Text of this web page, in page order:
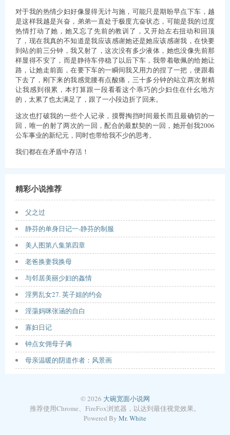
对于我的热情少妇好像显得无计与施，可能只是期盼早点下车，越
是这样我越是兴奋，弟弟一直处于极度亢奋状态，可能是我的过度
热情打动了她，她又忘了先前的教训了，又开始左右扭动和回顶
了，现在我真的不知道是我应该感谢她还是她应该感谢我，在快要
到站的前三分钟，我又射了，这次没有多少液体，她也没像先前那
样显得不安了，而是静待车停稳了以后下车，我带着敬佩的给她让
路，让她走前面，在要下车的一瞬间我又用力的捏了一把，便跟着
下去了，刚下来的我感觉腰有点酸痛，三十多分钟的站立两次射精
让我感到很累，本打算跟一段看看这个乖巧的少妇住在什幺地方
的，太累了也太满足了，跟了一小段边折了回来。
这次也打破我的一些个人记录，摸臀掏挡时间最长而且最确切的一
回，唯一的射了两次的一回，配合的最默契的一回，她开创我2006
公车事业的新纪元，同时也带给我不少的思考。
我们都在在矛盾中存活！
精彩小说推荐
父之过
静芬的单身日记一-静芬的制服
美人图第八集第四章
老爸换妻我换母
与邻居美丽少妇的姦情
淫男乱女27. 英子姐的约会
淫蕩妈咪张涵的自白
寡妇日记
钟点女佣母子俩
母亲温暖的阴道作者：风景画
© 2026 大碗宽面小说网
推荐使用Chrome、FireFox浏览器，以达到最佳视觉效果。
Powered By Mr. White